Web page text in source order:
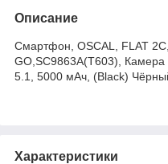
Описание
Смартфон, OSCAL, FLAT
GO,SC9863A(T603),
5.1, 5000 мАч, (Black)
Характеристики